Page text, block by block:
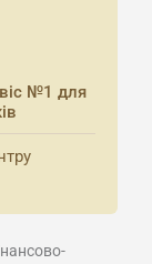
№1 для